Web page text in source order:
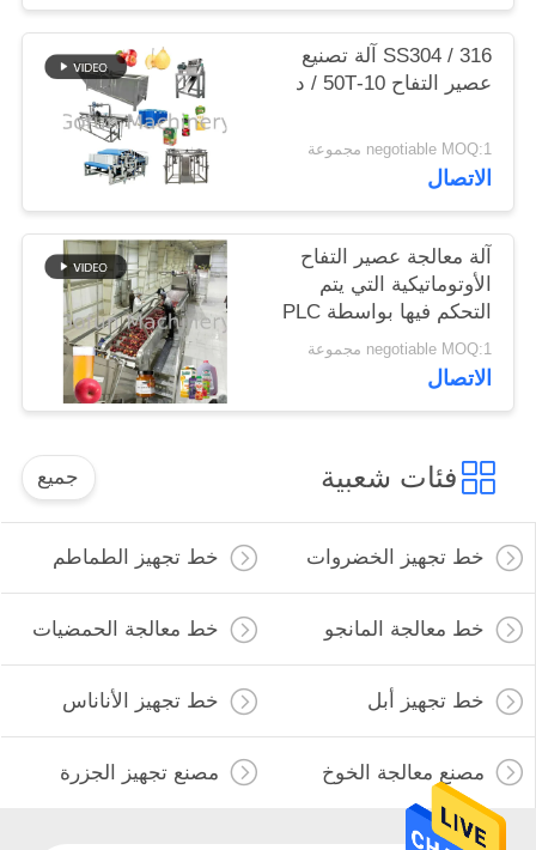
خريطة
الموقع
سياسة
الخصوصية
SS304 / 316 آلة تصنيع
عصير التفاح 10-50T / د
negotiable MOQ:1 مجموعة
الاتصال
آلة معالجة عصير التفاح
الأوتوماتيكية التي يتم
التحكم فيها بواسطة PLC
0.5T / H - 30T / H
negotiable MOQ:1 مجموعة
الاتصال
فئات شعبية جميع
خط تجهيز الخضروات خط تجهيز الطماطم
خط معالجة المانجو خط معالجة الحمضيات
خط تجهيز أبل خط تجهيز الأناناس
مصنع معالجة الخوخ مصنع تجهيز الجزرة